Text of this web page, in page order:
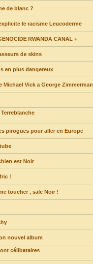
de blanc ?
le racisme Leucoderme
RWANDA CANAL +
de skins
en plus dangereux
Vick a George Zimmerman
pirogues pour aller en Europe
est Noir
!
toucher , sale Noir !
nouvel album
célibataires